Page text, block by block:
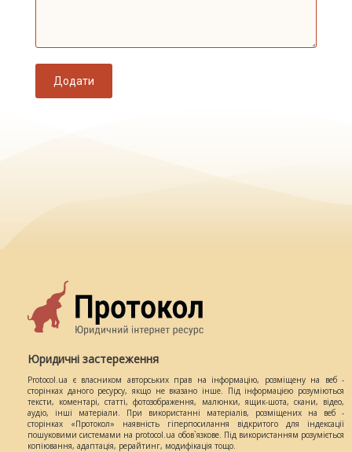
Додати
Юридичні застереження
Protocol.ua є власником авторських прав на інформацію, розміщену на веб -
сторінках даного ресурсу, якщо не вказано інше. Під інформацією розуміються
тексти, коментарі, статті, фотозображення, малюнки, ящик-шота, скани, відео,
аудіо, інші матеріали. При використанні матеріалів, розміщених на веб -
сторінках «Протокол» наявність гіперпосилання відкритого для індексації
пошуковими системами на protocol.ua обов`язкове. Під використанням розуміється
копіювання, адаптація, рерайтинг, модифікація тощо.